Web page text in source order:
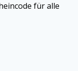
für alle